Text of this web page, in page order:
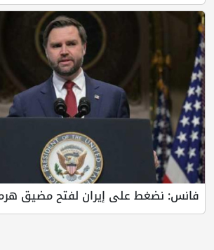
فانس: نضغط على إيران لفتح مضيق